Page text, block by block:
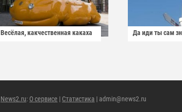
Весёлая, какчественная какаха Да иди ты сам
News2.ru: О сервисе | Статистика | admin@news2.ru